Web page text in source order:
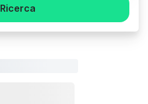
Ricerca